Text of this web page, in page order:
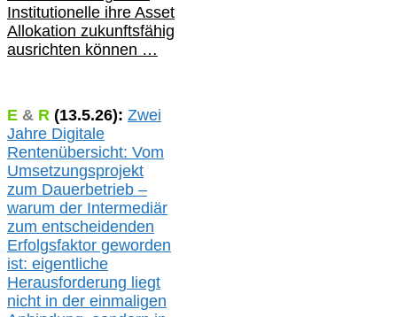
Institutionelle ihre Asset
Allokation zukunftsfähig
ausrichten können …
E & R (13.5.26): Zwei
Jahre Digitale
Rentenübersicht: Vom
Umsetzungsprojekt
zum Dauerbetrieb –
warum der Intermediär
zum entscheidenden
Erfolgsfaktor geworden
ist: eigentliche
Herausforderung liegt
nicht in der einmaligen